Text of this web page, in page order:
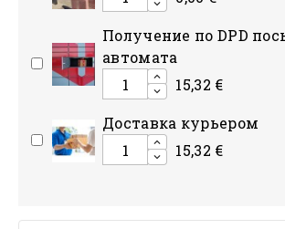
Получение по DPD
автомата
15,32 €
Доставка курьером
15,32 €